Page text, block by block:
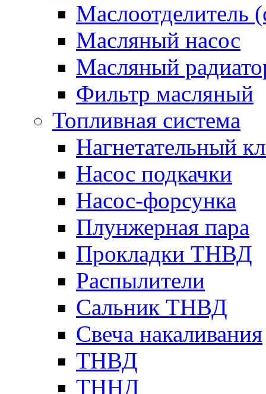
Маслоотделитель
Масляный насос
Масляный
Фильтр масляный
Топливная система
Нагнетательный
Насос подкачки
Насос-форсунка
Плунжерная пара
Прокладки ТНВД
Распылители
Сальник ТНВД
Свеча накаливания
ТНВД
ТННД